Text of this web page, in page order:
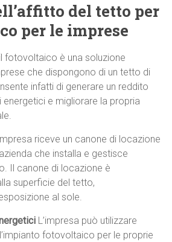
del tetto per
per le imprese
fotovoltaico è una soluzione
che dispongono di un tetto di
infatti di generare un reddito
energetici e migliorare la propria
riceve un canone di locazione
che installa e gestisce
Il canone di locazione è
superficie del tetto,
al sole.
L’impresa può utilizzare
fotovoltaico per le proprie